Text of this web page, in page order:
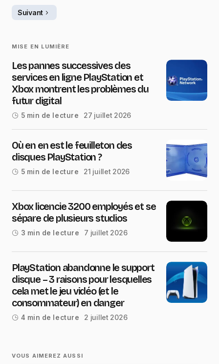
Suivant
MISE EN LUMIÈRE
Les pannes successives des
services en ligne PlayStation et
Xbox montrent les problèmes du
futur digital
5 min de lecture 27 juillet 2026
Où en en est le feuilleton des
disques PlayStation ?
5 min de lecture 21 juillet 2026
Xbox licencie 3200 employés et se
sépare de plusieurs studios
3 min de lecture 7 juillet 2026
PlayStation abandonne le support
disque – 3 raisons pour lesquelles
cela met le jeu vidéo (et le
consommateur) en danger
4 min de lecture 2 juillet 2026
VOUS AIMEREZ AUSSI